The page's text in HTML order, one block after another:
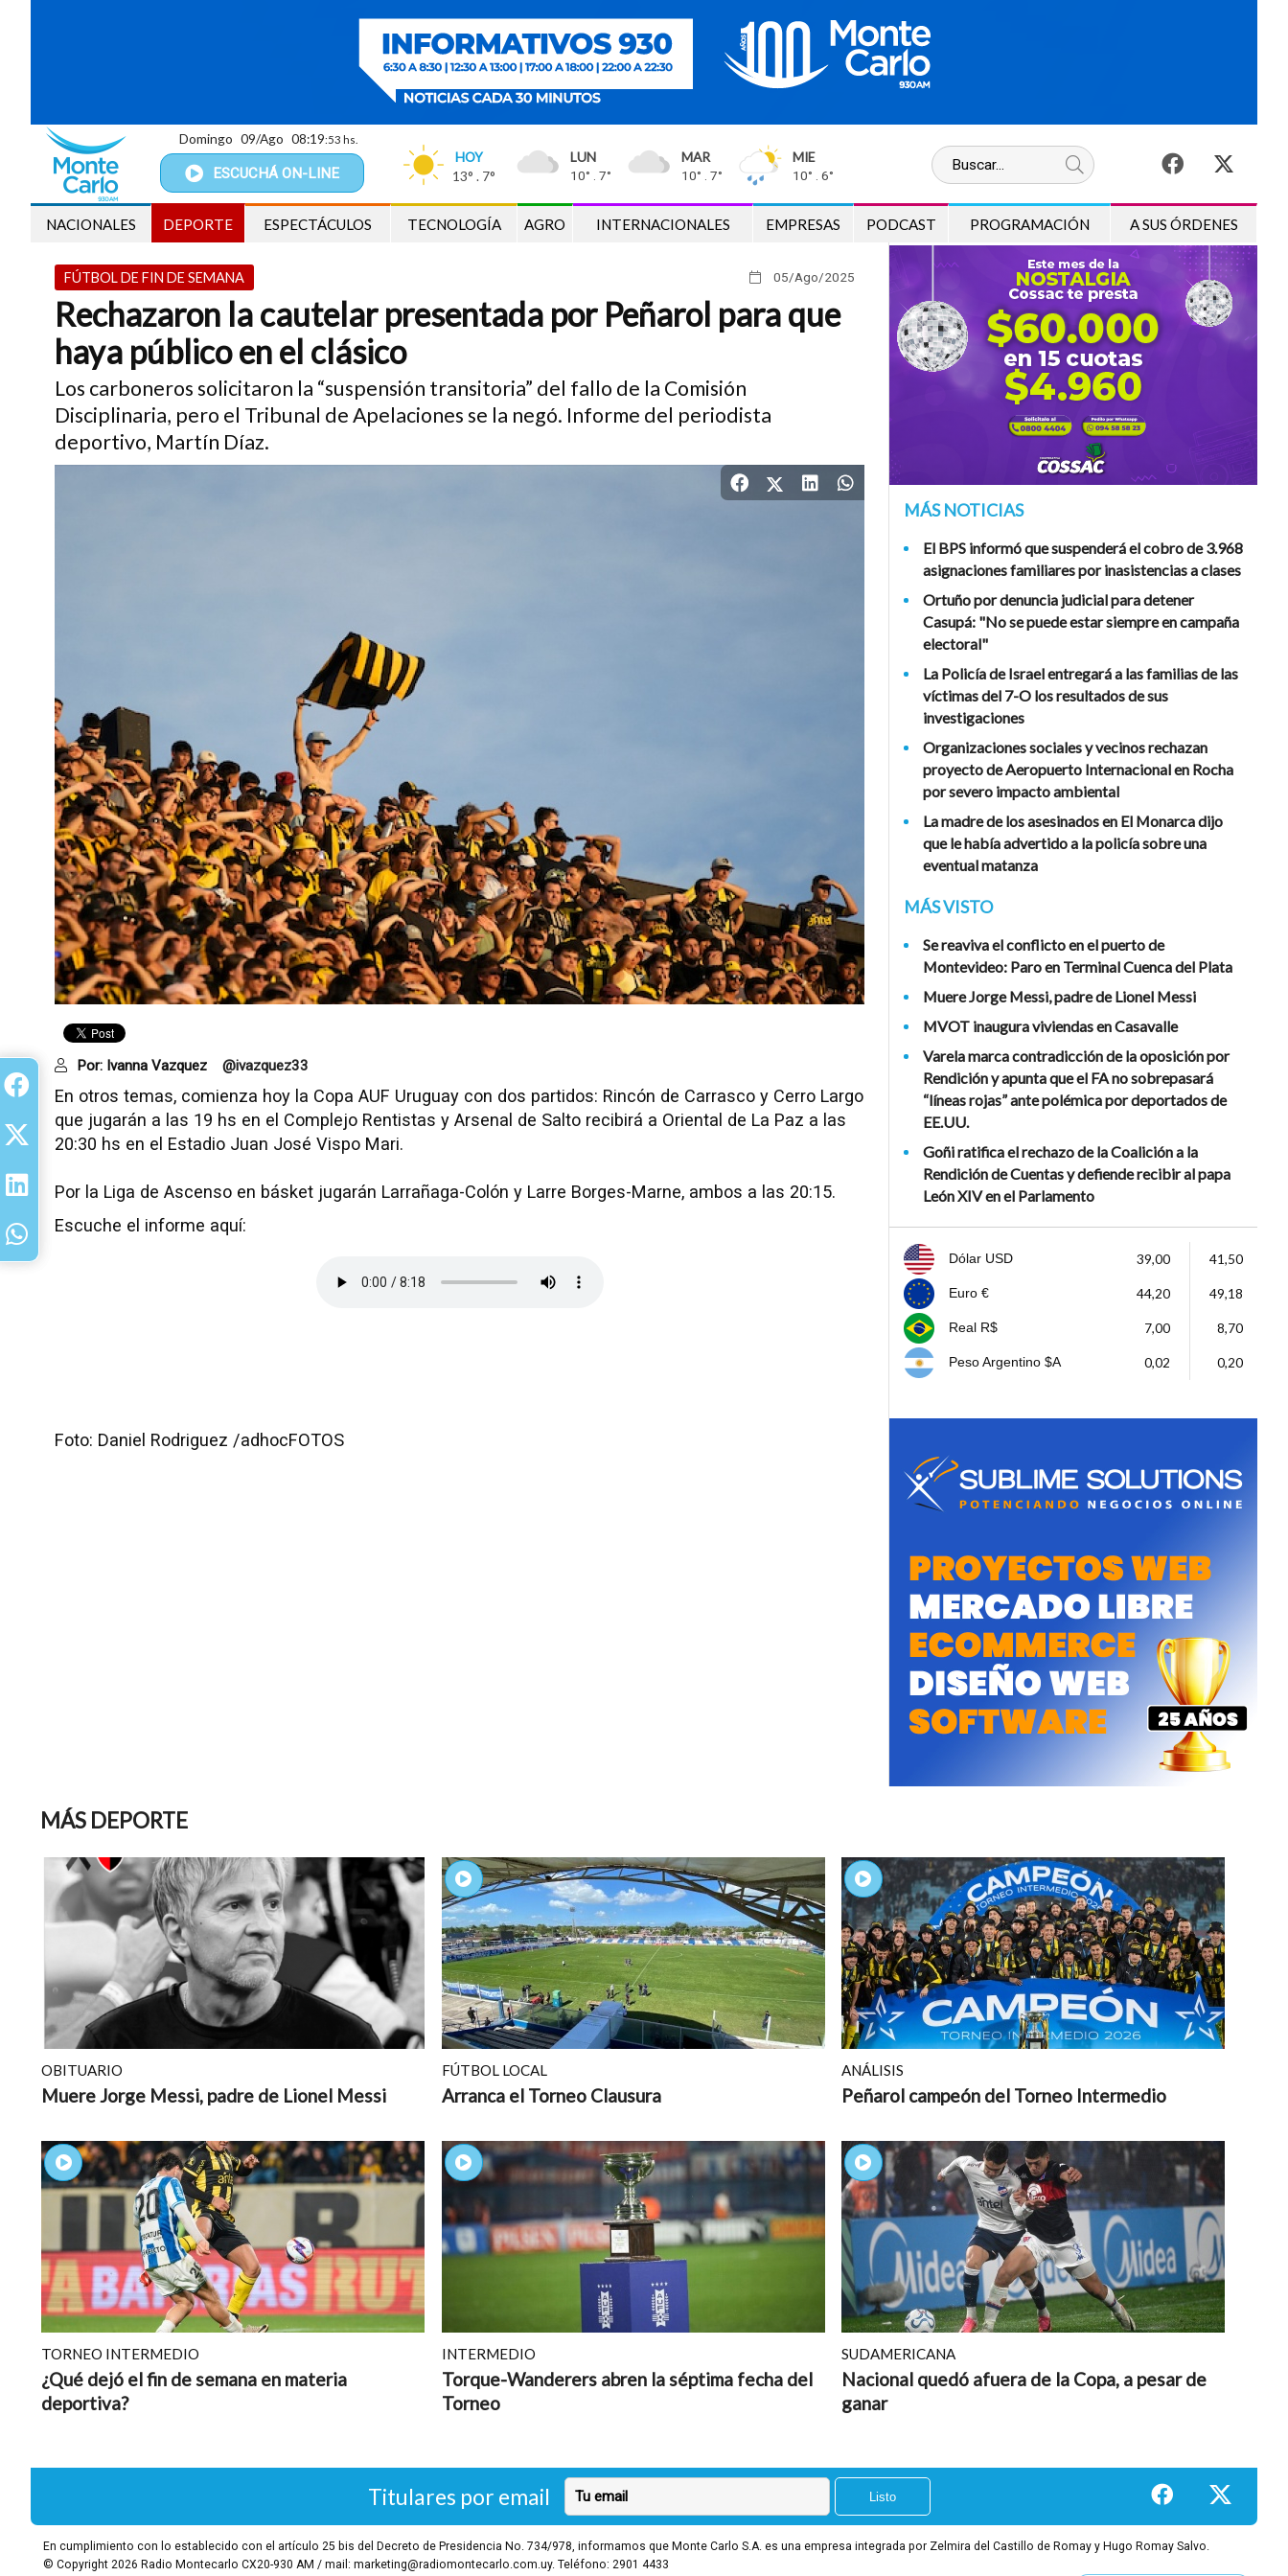
ESCUCHÁ ON-LINE
HOY
13° . 7°
LUN
10° . 7°
MAR
10° . 7°
MIE
10° . 6°
Domingo 09/Ago 08:19:54 hs.
NACIONALES DEPORTE ESPECTÁCULOS TECNOLOGÍA AGRO INTERNACIONALES EMPRESAS PODCAST PROGRAMACIÓN A SUS ÓRDENES
05/Ago/2025
FÚTBOL DE FIN DE SEMANA
Rechazaron la cautelar presentada por Peñarol para que
haya público en el clásico
Los carboneros solicitaron la “suspensión transitoria” del fallo de la Comisión
Disciplinaria, pero el Tribunal de Apelaciones se la negó. Informe del periodista
deportivo, Martín Díaz.
Por: Ivanna Vazquez @ivazquez33
En otros temas, comienza hoy la Copa AUF Uruguay con dos partidos: Rincón de Carrasco y Cerro Largo
que jugarán a las 19 hs en el Complejo Rentistas y Arsenal de Salto recibirá a Oriental de La Paz a las
20:30 hs en el Estadio Juan José Vispo Mari.
Por la Liga de Ascenso en básket jugarán Larrañaga-Colón y Larre Borges-Marne, ambos a las 20:15.
Escuche el informe aquí:
Foto: Daniel Rodriguez /adhocFOTOS
MÁS NOTICIAS
El BPS informó que suspenderá el cobro de 3.968
asignaciones familiares por inasistencias a clases
Ortuño por denuncia judicial para detener
Casupá: "No se puede estar siempre en campaña
electoral"
La Policía de Israel entregará a las familias de las
víctimas del 7-O los resultados de sus
investigaciones
Organizaciones sociales y vecinos rechazan
proyecto de Aeropuerto Internacional en Rocha
por severo impacto ambiental
La madre de los asesinados en El Monarca dijo
que le había advertido a la policía sobre una
eventual matanza
MÁS VISTO
Se reaviva el conflicto en el puerto de
Montevideo: Paro en Terminal Cuenca del Plata
Muere Jorge Messi, padre de Lionel Messi
MVOT inaugura viviendas en Casavalle
Varela marca contradicción de la oposición por
Rendición y apunta que el FA no sobrepasará
“líneas rojas” ante polémica por deportados de
EE.UU.
Goñi ratifica el rechazo de la Coalición a la
Rendición de Cuentas y defiende recibir al papa
León XIV en el Parlamento
Dólar USD 39,00 41,50
Euro € 44,20 49,18
Real R$ 7,00 8,70
Peso Argentino $A 0,02 0,20
MÁS DEPORTE
OBITUARIO
Muere Jorge Messi, padre de Lionel Messi
FÚTBOL LOCAL
Arranca el Torneo Clausura
ANÁLISIS
Peñarol campeón del Torneo Intermedio
TORNEO INTERMEDIO
¿Qué dejó el fin de semana en materia
deportiva?
INTERMEDIO
Torque-Wanderers abren la séptima fecha del
Torneo
SUDAMERICANA
Nacional quedó afuera de la Copa, a pesar de
ganar
Titulares por email
En cumplimiento con lo establecido con el artículo 25 bis del Decreto de Presidencia No. 734/978, informamos que Monte Carlo S.A. es una empresa integrada por Zelmira del Castillo de Romay y Hugo Romay Salvo.
© Copyright 2026 Radio Montecarlo CX20-930 AM / mail: marketing@radiomontecarlo.com.uy. Teléfono: 2901 4433